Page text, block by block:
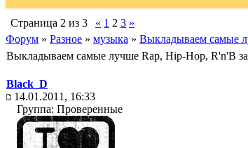
Страница 2 из 3 « 1 2 3 »
Форум » Разное » музыка » Выкладываем самые
Выкладываем самые лучше Rap, Hip-Hop, R'n'B
Black_D
14.01.2011, 16:33
Группа: Проверенные